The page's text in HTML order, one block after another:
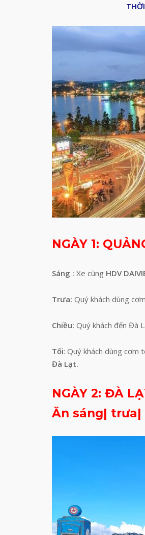
NGÀY 1:
Sáng : Xe cùng HDV
Trưa: Quý khách dùng
Chiều: Quý khách đến Đà
Tối: Quý khách dùng cơm
Đà Lạt.
NGÀY 2: ĐÀ
Ăn sáng| trưa|